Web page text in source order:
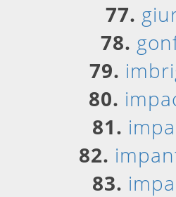
77.
78.
79.
80.
81.
82.
83.